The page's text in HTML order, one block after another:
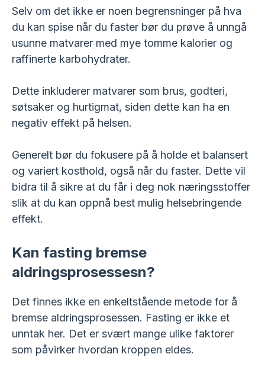
Selv om det ikke er noen begrensninger på hva
du kan spise når du faster bør du prøve å unngå
usunne matvarer med mye tomme kalorier og
raffinerte karbohydrater.
Dette inkluderer matvarer som brus, godteri,
søtsaker og hurtigmat, siden dette kan ha en
negativ effekt på helsen.
Generelt bør du fokusere på å holde et balansert
og variert kosthold, også når du faster. Dette vil
bidra til å sikre at du får i deg nok næringsstoffer
slik at du kan oppnå best mulig helsebringende
effekt.
Kan fasting bremse
aldringsprosessesn?
Det finnes ikke en enkeltstående metode for å
bremse aldringsprosessen. Fasting er ikke et
unntak her. Det er svært mange ulike faktorer
som påvirker hvordan kroppen eldes.